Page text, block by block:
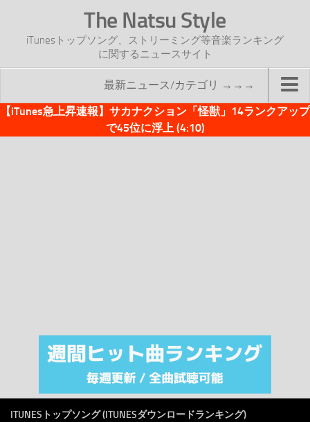
The Natsu Style
iTunesトップソング、ストリーミング等音楽ランキング
に関するニュースサイト
最新ニュース/カテゴリ →→→
TOP
注目カテゴリ
オリジナルiTunes週間トップソング
【iTunes急上昇速報】サカナクション「怪獣」14ランクアップ
で45位に浮上 (4:10)
ITUNESトップソング (ITUNESダウンロードランキング)